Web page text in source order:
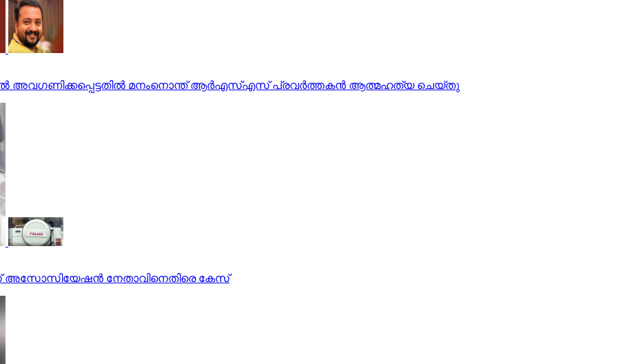
അവഗണിക്കപ്പെട്ടതില്‍ മനംനൊന്ത് ആര്‍എസ്എസ് പ്രവര്‍ത്തകന്‍ ആത്മഹത്യ ചെയ്തു
അസോസിയേഷന്‍ നേതാവിനെതിരെ കേസ്